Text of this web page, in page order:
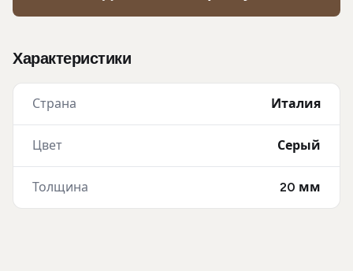
Характеристики
Страна Италия
Цвет Серый
Толщина 20 мм